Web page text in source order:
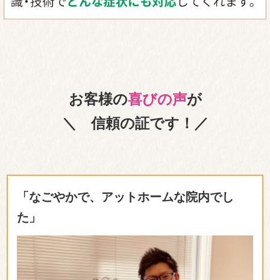
お客様の喜びの声が
＼ 信頼の証です！／
「なごやかで、アットホームな院内でし
た」